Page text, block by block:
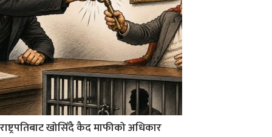
राष्ट्रपतिबाट खोसिँदै कैद माफीको अधिकार